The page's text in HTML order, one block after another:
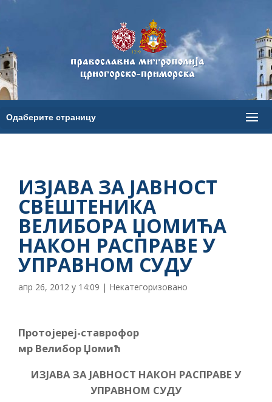
ИЗЈАВА ЗА ЈАВНОСТ
СВЕШТЕНИКА
ВЕЛИБОРА ЏОМИЋА
НАКОН РАСПРАВЕ У
УПРАВНОМ СУДУ
апр 26, 2012 у 14:09 | Некатегоризовано
Протојереј-ставрофор
мр Велибор Џомић
ИЗЈАВА ЗА ЈАВНОСТ НАКОН РАСПРАВЕ У
УПРАВНОМ СУДУ